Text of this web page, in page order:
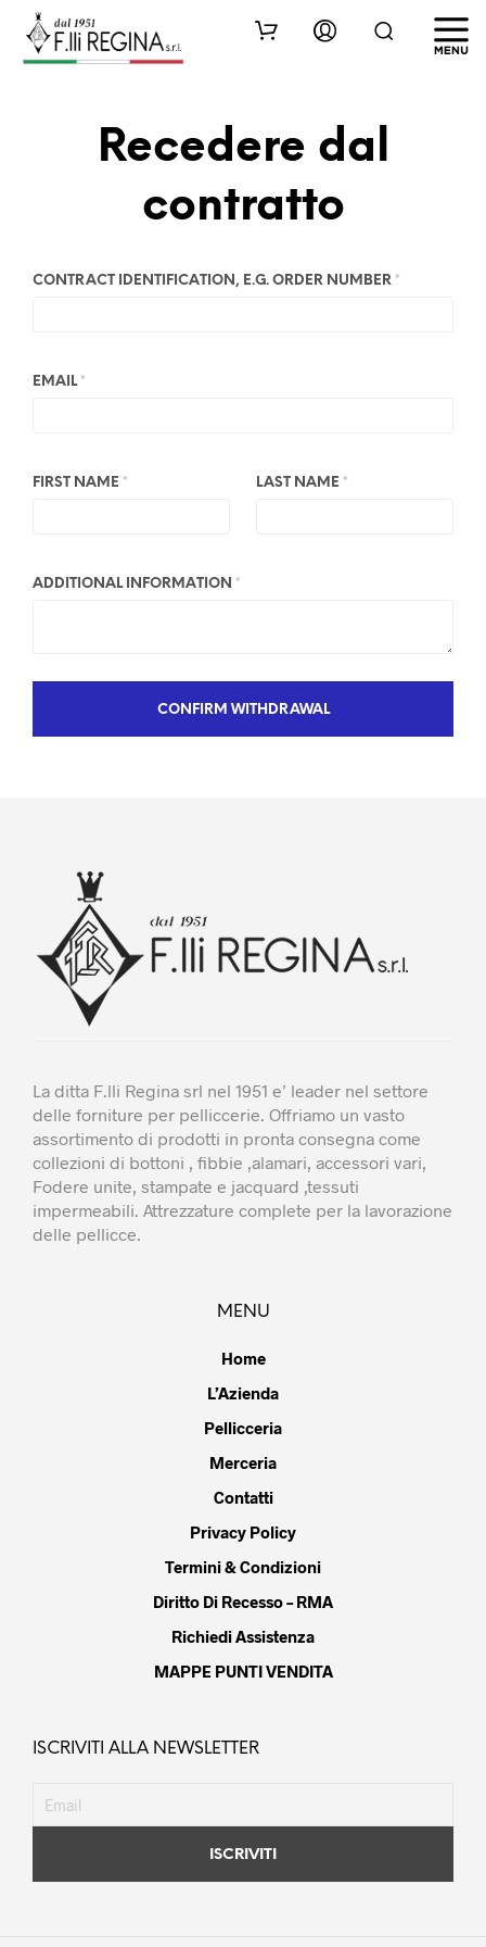
Recedere dal
contratto
CONTRACT IDENTIFICATION, E.G. ORDER NUMBER *
EMAIL *
E
L
FIRST NAME * LAST NAME *
ADDITIONAL INFORMATION *
CONFIRM WITHDRAWAL
La ditta F.lli Regina srl nel 1951 e’ leader nel settore
delle forniture per pelliccerie. Offriamo un vasto
assortimento di prodotti in pronta consegna come
collezioni di bottoni , fibbie ,alamari, accessori vari,
Fodere unite, stampate e jacquard ,tessuti
impermeabili. Attrezzature complete per la lavorazione
delle pellicce.
MENU
Home
L’Azienda
Pellicceria
Merceria
Contatti
Privacy Policy
Termini & Condizioni
Diritto Di Recesso – RMA
Richiedi Assistenza
MAPPE PUNTI VENDITA
ISCRIVITI ALLA NEWSLETTER